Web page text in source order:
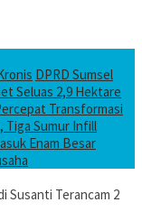
DPRD Sumsel
Seluas 2,9 Hektare
Transformasi
Tiga Sumur Infill
Enam Besar
Susanti Terancam 2